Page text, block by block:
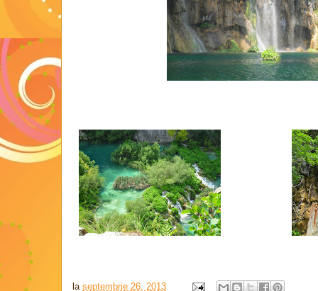
la septembrie 26, 2013